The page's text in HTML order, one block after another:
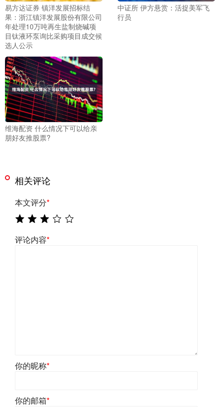
易方达证券 镇洋发展招标结
果：浙江镇洋发展股份有限公司
年处理10万吨再生盐制烧碱项
目钛液环泵询比采购项目成交候
选人公示
中证所 伊方悬赏：活捉美军飞
行员
维海配资 什么情况下可以给亲
朋好友推股票?
相关评论
本文评分*
评论内容*
你的昵称*
你的邮箱*